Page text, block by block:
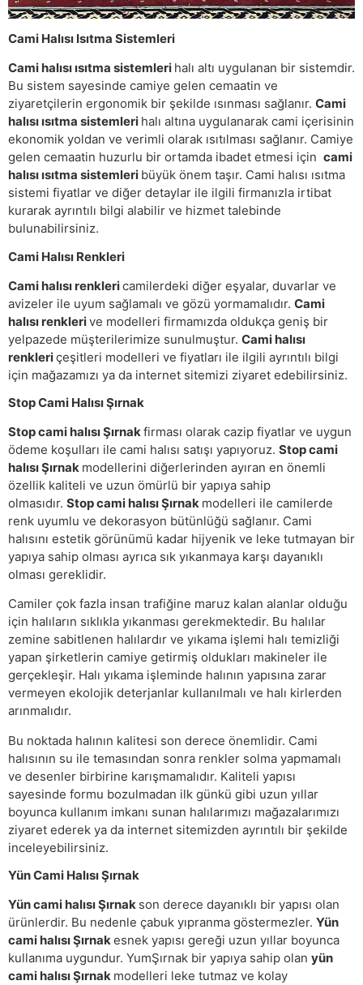
Cami Halısı Isıtma Sistemleri
Cami halısı ısıtma sistemleri halı altı uygulanan bir sistemdir.
Bu sistem sayesinde camiye gelen cemaatin ve
ziyaretçilerin ergonomik bir şekilde ısınması sağlanır. Cami
halısı ısıtma sistemleri halı altına uygulanarak cami içerisinin
ekonomik yoldan ve verimli olarak ısıtılması sağlanır. Camiye
gelen cemaatin huzurlu bir ortamda ibadet etmesi için cami
halısı ısıtma sistemleri büyük önem taşır. Cami halısı ısıtma
sistemi fiyatlar ve diğer detaylar ile ilgili firmanızla irtibat
kurarak ayrıntılı bilgi alabilir ve hizmet talebinde
bulunabilirsiniz.
Cami Halısı Renkleri
Cami halısı renklericamilerdeki diğer eşyalar, duvarlar ve
avizeler ile uyum sağlamalı ve gözü yormamalıdır. Cami
halısı renklerive modelleri firmamızda oldukça geniş bir
yelpazede müşterilerimize sunulmuştur. Cami halısı
renkleriçeşitleri modelleri ve fiyatları ile ilgili ayrıntılı bilgi
için mağazamızı ya da internet sitemizi ziyaret edebilirsiniz.
Stop Cami Halısı Şırnak
Stop cami halısı Şırnakfirması olarak cazip fiyatlar ve uygun
ödeme koşulları ile cami halısı satışı yapıyoruz. Stop cami
halısı Şırnak modellerini diğerlerinden ayıran en önemli
özellik kaliteli ve uzun ömürlü bir yapıya sahip
olmasıdır. Stop cami halısı Şırnak modelleri ile camilerde
renk uyumlu ve dekorasyon bütünlüğü sağlanır. Cami
halısını estetik görünümü kadar hijyenik ve leke tutmayan bir
yapıya sahip olması ayrıca sık yıkanmaya karşı dayanıklı
olması gereklidir.
Camiler çok fazla insan trafiğine maruz kalan alanlar olduğu
için halıların sıklıkla yıkanması gerekmektedir. Bu halılar
zemine sabitlenen halılardır ve yıkama işlemi halı temizliği
yapan şirketlerin camiye getirmiş oldukları makineler ile
gerçekleşir. Halı yıkama işleminde halının yapısına zarar
vermeyen ekolojik deterjanlar kullanılmalı ve halı kirlerden
arınmalıdır.
Bu noktada halının kalitesi son derece önemlidir. Cami
halısının su ile temasından sonra renkler solma yapmamalı
ve desenler birbirine karışmamalıdır. Kaliteli yapısı
sayesinde formu bozulmadan ilk günkü gibi uzun yıllar
boyunca kullanım imkanı sunan halılarımızı mağazalarımızı
ziyaret ederek ya da internet sitemizden ayrıntılı bir şekilde
inceleyebilirsiniz.
Yün Cami Halısı Şırnak
Yün cami halısı Şırnak son derece dayanıklı bir yapısı olan
ürünlerdir. Bu nedenle çabuk yıpranma göstermezler. Yün
cami halısı Şırnakesnek yapısı gereği uzun yıllar boyunca
kullanıma uygundur. YumŞırnak bir yapıya sahip olan yün
cami halısı Şırnak modelleri leke tutmaz ve kolay